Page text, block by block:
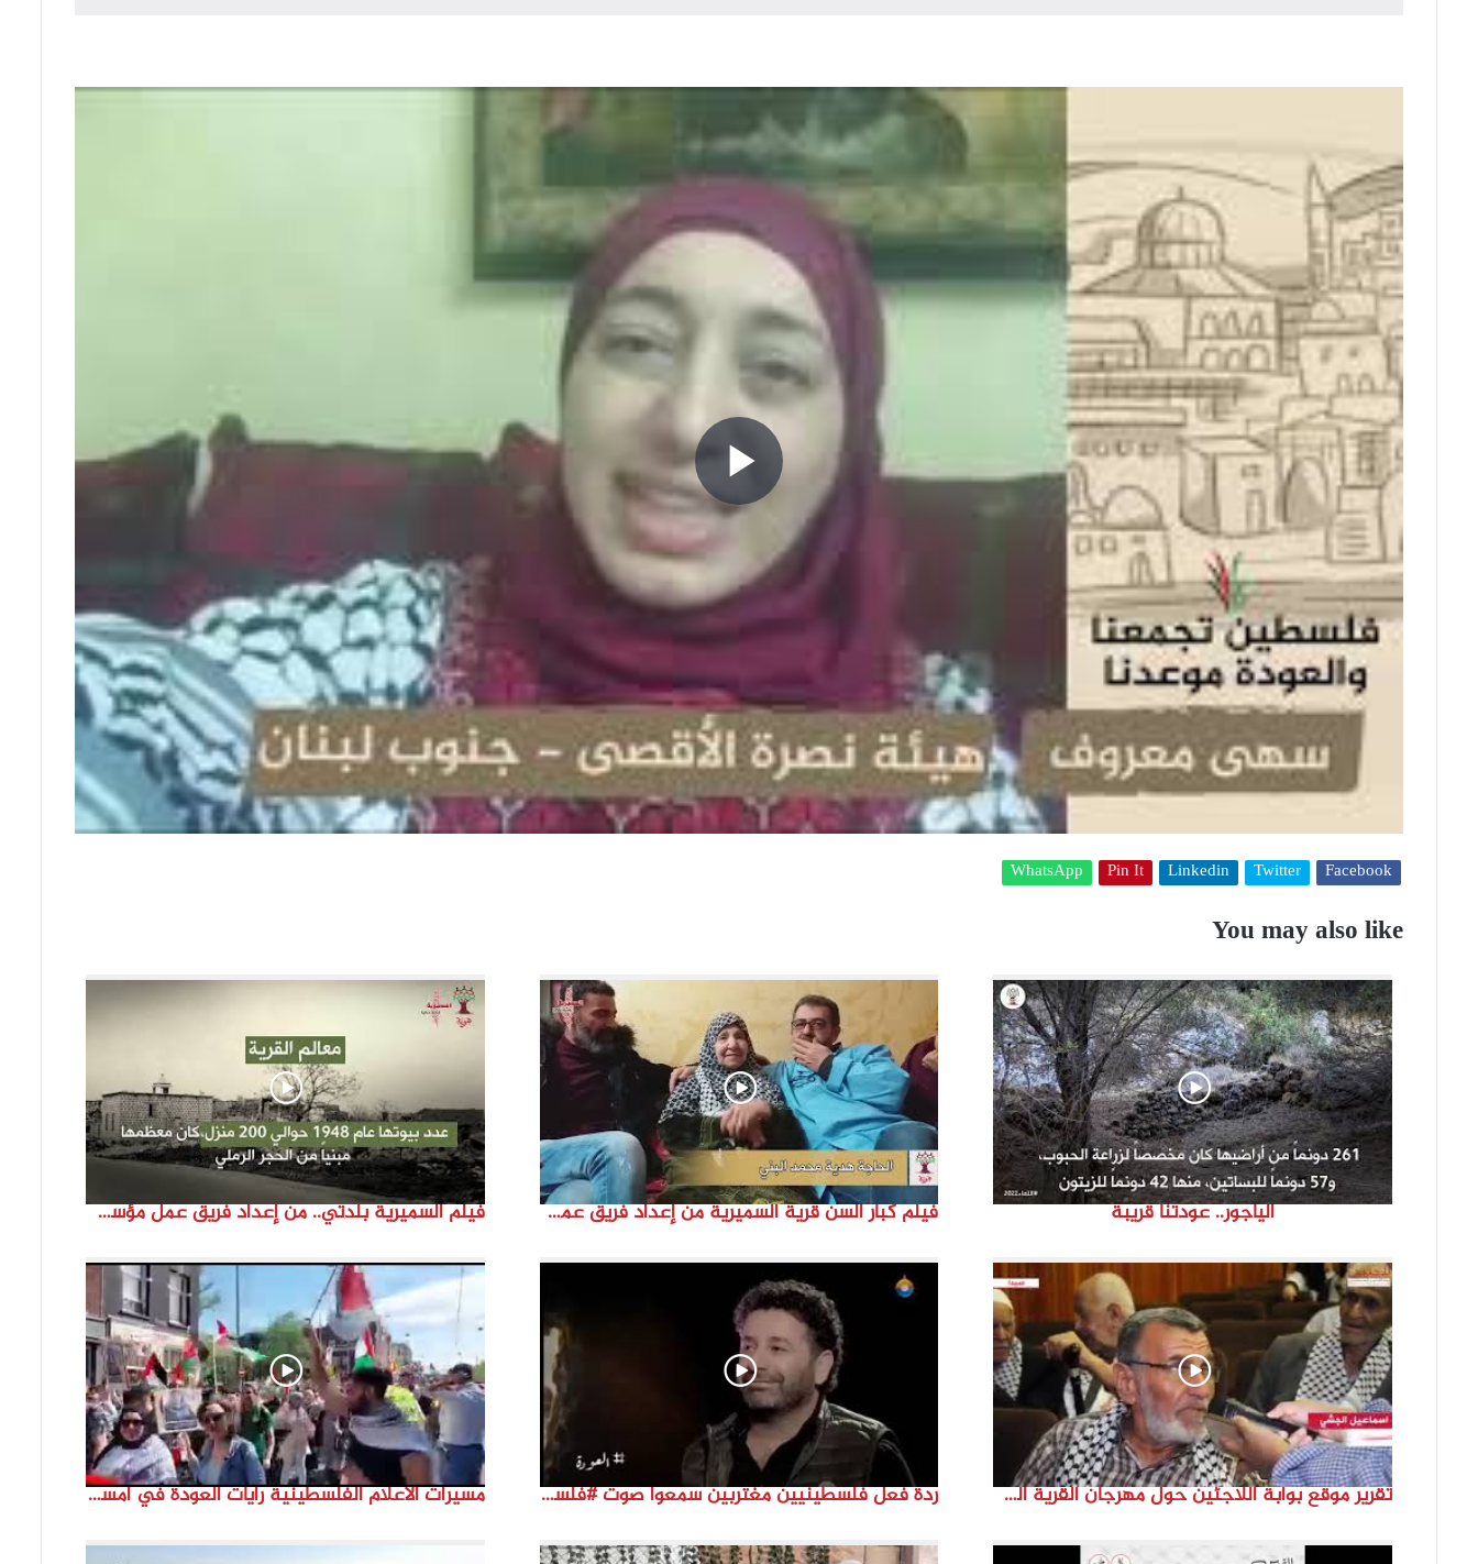
P
l
a
y
d
e
o
Facebook
Twitter
Linkedin
Pin It
WhatsApp
You may also like
الياجور.. عودتنا قريبة فيلم كبار السن قرية السميرية من إعداد فريق عمل مؤسسة هوية فيلم السميرية بلدتي.. من إعداد فريق عمل مؤسسة هوية
تقرير موقع بوابة اللاجئين حول مهرجان القرية الفلسطينية ( السميرية بلدتي) ردة فعل فلسطينيين مغتربين سمعوا صوت #فلسطين لأول مرة #نتماء2022 #القدس_موعدنا #النكبة74 مسيرات الاعلام الفلسطينية رايات العودة في امستردام #النكبة74 #انتماء2022 #القدس_موعدنا